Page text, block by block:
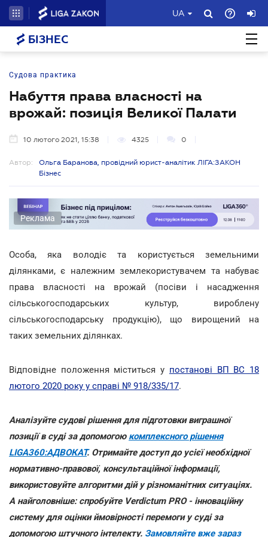
UA
БІЗНЕС
Судова практика
Набуття права власності на
врожай: позиція Великої Палати
10 лютого 2021, 15:38 4325 0
Автор:
Ольга Баранова, провідний юрист-аналітик ЛІГА:ЗАКОН
Бізнес
Реклама
Особа, яка володіє та користується земельними
ділянками, є належним землекористувачем та набуває
права власності на врожай (посіви і насадження
сільськогосподарських культур, вироблену
сільськогосподарську продукцію), що вирощений на
таких земельних ділянках.
Відповідне положення міститься у постанові ВП ВС 18
лютого 2020 року у справі № 918/335/17.
Аналізуйте судові рішення для підготовки виграшної
позиції в суді за допомогою комплексного рішення
LIGA360:АДВОКАТ. Отримайте доступ до усієї необхідної
нормативно-правової, консультаційної інформації,
використовуйте алгоритми дій у різноманітних ситуаціях.
А найголовніше: спробуйте Verdictum PRO - інноваційну
систему для оцінки ймовірності перемоги у суді за
допомогою штучного інтелекту. Замовляйте вже зараз